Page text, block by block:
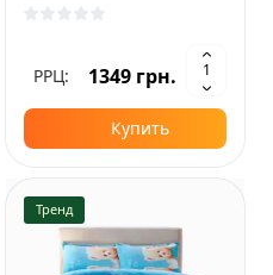
РРЦ: 1349 грн.
Купить
Тренд